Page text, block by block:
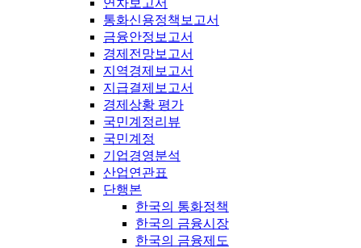
연차보고서
통화신용정책보고서
금융안정보고서
경제전망보고서
지역경제보고서
지급결제보고서
경제상황 평가
국민계정리뷰
국민계정
기업경영분석
산업연관표
단행본
한국의 통화정책
한국의 금융시장
한국의 금융제도